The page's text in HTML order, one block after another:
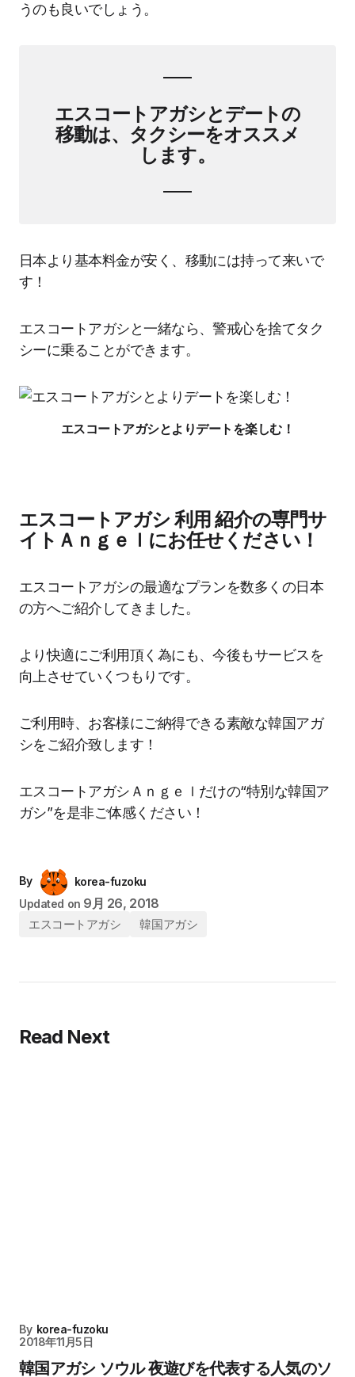
うのも良いでしょう。
エスコートアガシとデートの
移動は、タクシーをオススメ
します。
日本より基本料金が安く、移動には持って来いで
す！
エスコートアガシと一緒なら、警戒心を捨てタク
シーに乗ることができます。
エスコートアガシとよりデートを楽しむ！
エスコートアガシ 利用 紹介の専門サ
イトＡｎｇｅｌにお任せください！
エスコートアガシの最適なプランを数多くの日本
の方へご紹介してきました。
より快適にご利用頂く為にも、今後もサービスを
向上させていくつもりです。
ご利用時、お客様にご納得できる素敵な韓国アガ
シをご紹介致します！
エスコートアガシＡｎｇｅｌだけの“特別な韓国ア
ガシ”を是非ご体感ください！
By
korea-fuzoku
Updated on 9月 26, 2018
エスコートアガシ 韓国アガシ
Read Next
By korea-fuzoku
2018年11月5日
韓国アガシ ソウル 夜遊びを代表する人気のソ